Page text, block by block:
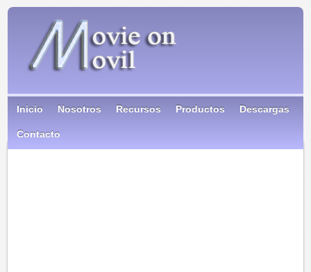
Inicio Nosotros Recursos Productos Descargas
Contacto